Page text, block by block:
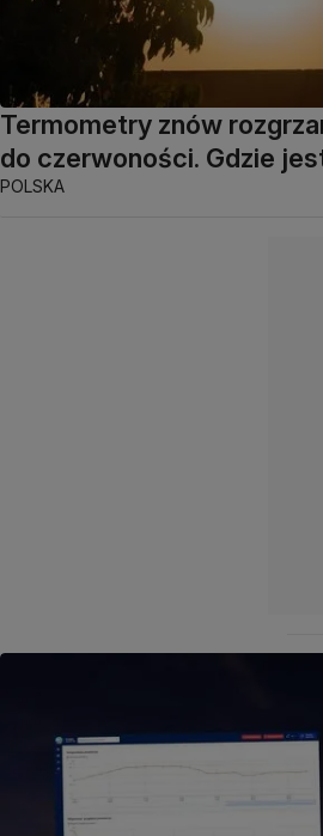
Termometry znów
do czerwoności. Gdzie
POLSKA